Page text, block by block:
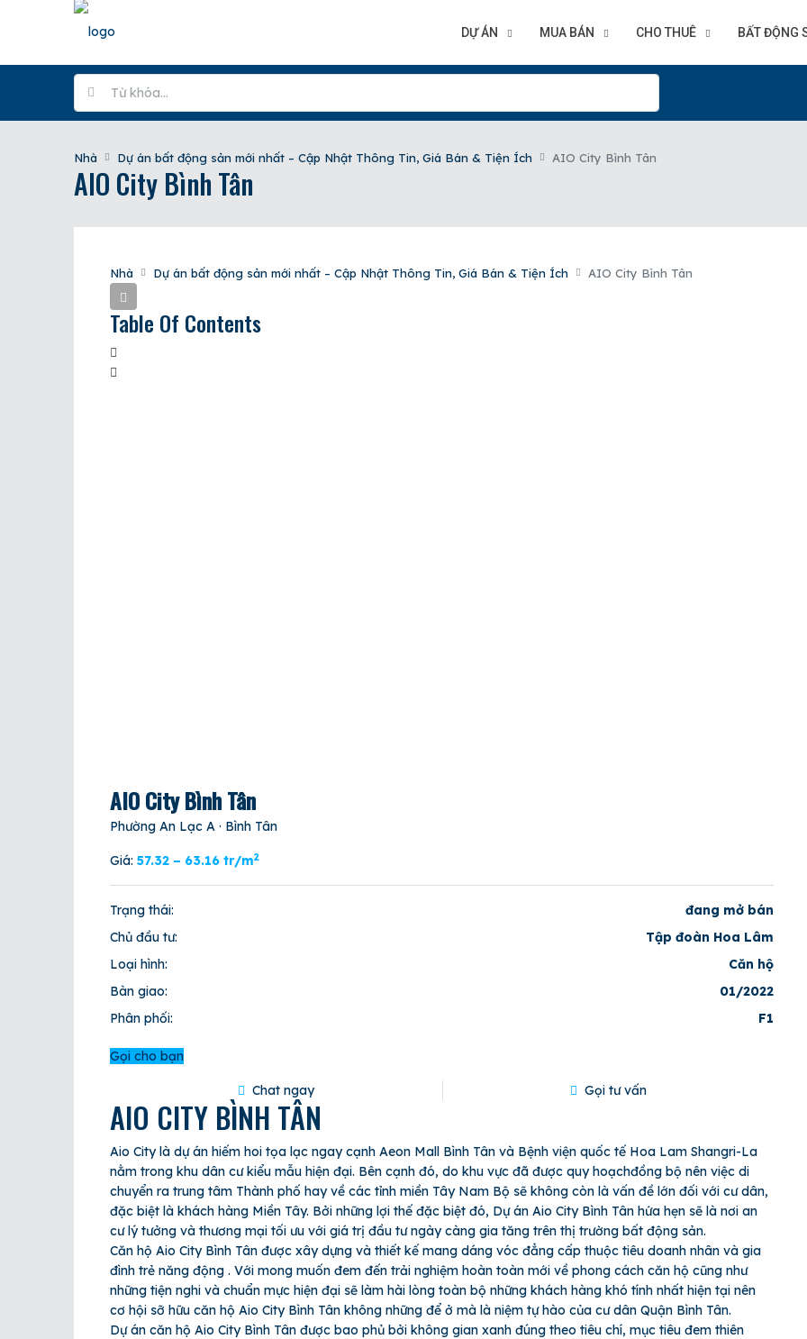
DỰ ÁN MUA BÁN CHO THUÊ BẤT ĐỘNG
Nhà Dự án bất động sản mới nhất – Cập Nhật Thông Tin, Giá Bán & Tiện Ích AIO City Bình Tân
AIO City Bình Tân
Nhà Dự án bất động sản mới nhất – Cập Nhật Thông Tin, Giá Bán & Tiện Ích AIO City Bình Tân
Table Of Contents
AIO City Bình Tân
Phường An Lạc A · Bình Tân
Giá: 57.32 – 63.16 tr/m2
Trạng thái:
đang mở bán
Chủ đầu tư:
Tập đoàn Hoa Lâm
Loại hình:
Căn hộ
Bàn giao:
01/2022
Phân phối:
F1
Gọi cho bạn
Chat ngay Gọi tư vấn
AIO CITY BÌNH TÂN
Aio City là dự án hiếm hoi tọa lạc ngay cạnh Aeon Mall Bình Tân và Bệnh viện quốc tế Hoa Lam Shangri-La
nằm trong khu dân cư kiểu mẫu hiện đại. Bên cạnh đó, do khu vực đã được quy hoạchđồng bộ nên việc di
chuyển ra trung tâm Thành phố hay về các tỉnh miền Tây Nam Bộ sẽ không còn là vấn đề lớn đối với cư dân,
đặc biệt là khách hàng Miền Tây. Bởi những lợi thế đặc biệt đó, Dự án Aio City Bình Tân hứa hẹn sẽ là nơi an
cư lý tưởng và thương mại tối ưu với giá trị đầu tư ngày càng gia tăng trên thị trường bất động sản.
Căn hộ Aio City Bình Tân được xây dựng và thiết kế mang dáng vóc đẳng cấp thuộc tiêu doanh nhân và gia
đình trẻ năng động . Với mong muốn đem đến trải nghiệm hoàn toàn mới về phong cách căn hộ cũng như
những tiện nghi và chuẩn mực hiện đại sẽ làm hài lòng toàn bộ những khách hàng khó tính nhất hiện tại nên
cơ hội sỡ hữu căn hộ Aio City Bình Tân không những để ở mà là niệm tự hào của cư dân Quận Bình Tân.
Dự án căn hộ Aio City Bình Tân được bao phủ bởi không gian xanh đúng theo tiêu chí, mục tiêu đem thiên